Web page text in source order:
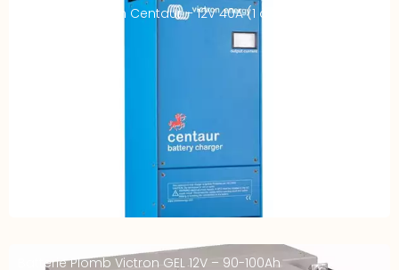
Chargeur Victron Centaur – 12V 40A (1 à 3 sorties)
Batterie Plomb Victron GEL 12V – 90-100Ah